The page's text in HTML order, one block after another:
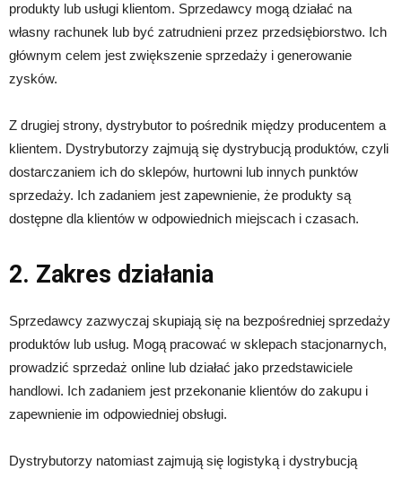
produkty lub usługi klientom. Sprzedawcy mogą działać na
własny rachunek lub być zatrudnieni przez przedsiębiorstwo. Ich
głównym celem jest zwiększenie sprzedaży i generowanie
zysków.
Z drugiej strony, dystrybutor to pośrednik między producentem a
klientem. Dystrybutorzy zajmują się dystrybucją produktów, czyli
dostarczaniem ich do sklepów, hurtowni lub innych punktów
sprzedaży. Ich zadaniem jest zapewnienie, że produkty są
dostępne dla klientów w odpowiednich miejscach i czasach.
2. Zakres działania
Sprzedawcy zazwyczaj skupiają się na bezpośredniej sprzedaży
produktów lub usług. Mogą pracować w sklepach stacjonarnych,
prowadzić sprzedaż online lub działać jako przedstawiciele
handlowi. Ich zadaniem jest przekonanie klientów do zakupu i
zapewnienie im odpowiedniej obsługi.
Dystrybutorzy natomiast zajmują się logistyką i dystrybucją